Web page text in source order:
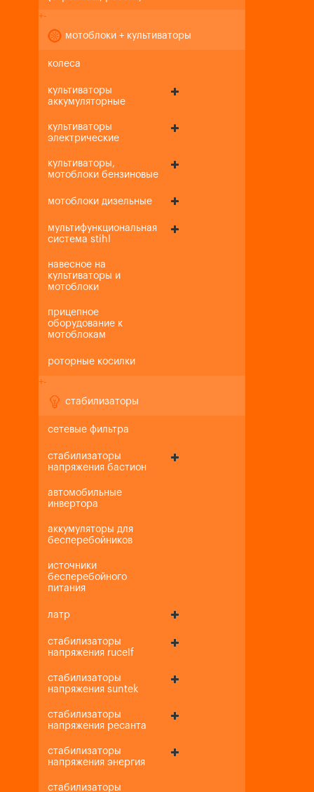
+-
мотоблоки + культиваторы
колеса
культиваторы
аккумуляторные
культиваторы
электрические
культиваторы,
мотоблоки бензиновые
мотоблоки дизельные
мультифункциональная
система stihl
навесное на
культиваторы и
мотоблоки
прицепное
оборудование к
мотоблокам
роторные косилки
+-
стабилизаторы
сетевые фильтра
стабилизаторы
напряжения бастион
автомобильные
инвертора
аккумуляторы для
бесперебойников
источники
бесперебойного
питания
латр
стабилизаторы
напряжения rucelf
стабилизаторы
напряжения suntek
стабилизаторы
напряжения ресанта
стабилизаторы
напряжения энергия
стабилизаторы